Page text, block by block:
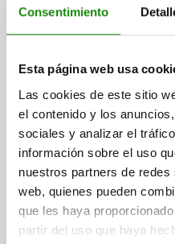
Consentimiento
Esta página web usa
Las cookies de este sitio
el contenido y los
sociales y analizar el
información sobre el uso
nuestros partners de
web, quienes pueden
que les haya
partir del uso que haya